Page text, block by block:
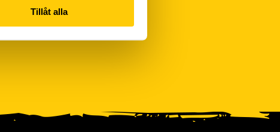
Tillåt alla